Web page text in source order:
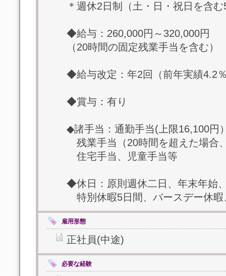
＊週休2日制（土・日・祝日を含
◆給与：260,000円～320,000円
（20時間の固定残業手当を含む）
◆給与改定：年2回（前年実績4.2
◆賞与：有り
◆諸手当：通勤手当(上限16,100円
残業手当（20時間を超えた場合
住宅手当、児童手当等
◆休日：原則週休二日、年末年始
特別休暇5日間、バースデー休暇
雇用形態
正社員(中途)
必要な経験